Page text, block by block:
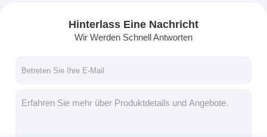
Hinterlass Eine Nachricht
Wir Werden Schnell Antworten